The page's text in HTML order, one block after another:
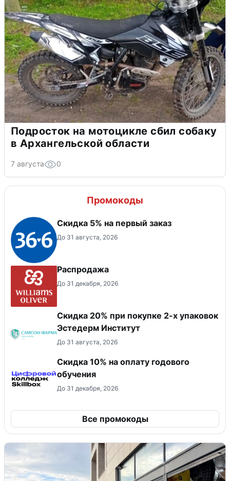
Подросток на мотоцикле сбил собаку
в Архангельской области
7 августа 0
Промокоды
Скидка 5% на первый заказ
До 31 августа, 2026
Распродажа
До 31 декабря, 2026
Скидка 20% при покупке 2-х упаковок
Эстедерм Институт
До 31 августа, 2026
Скидка 10% на оплату годового
обучения
До 31 декабря, 2026
Все промокоды